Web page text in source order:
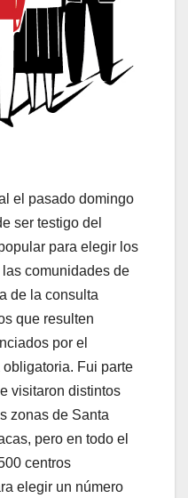
el pasado domingo
ser testigo del
para elegir los
comunidades de
de la consulta
que resulten
por el
Fui parte
visitaron distintos
zonas de Santa
pero en todo el
centros
elegir un número